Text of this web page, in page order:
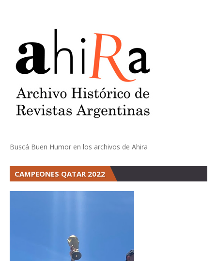
Buscá Buen Humor en los archivos de Ahira
CAMPEONES QATAR 2022